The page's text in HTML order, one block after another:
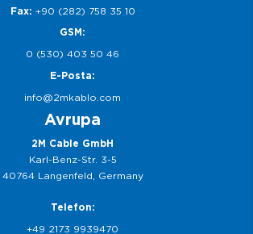
Fax: +90 (282) 758 35 10
GSM:
0 (530) 403 50 46
E-Posta:
info@2mkablo.com
Avrupa
2M Cable GmbH
Karl-Benz-Str. 3-5
40764 Langenfeld, Germany
Telefon:
+49 2173 9939470